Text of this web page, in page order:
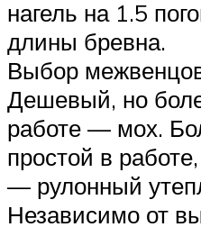
нагель на 1.5
длины бревна.
Выбор
Дешевый, но
работе — мох.
простой в
— рулонный
Независимо от